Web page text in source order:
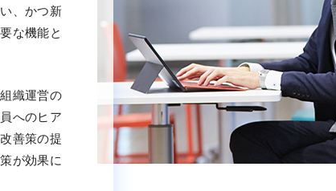
、かつ新
な機能と
織運営の
へのヒア
善策の提
が効果に